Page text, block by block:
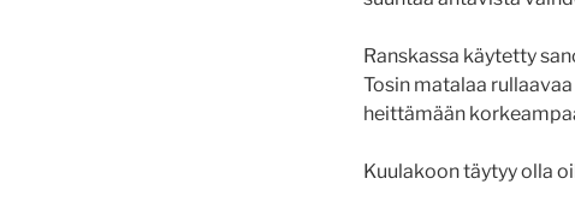
Ranskassa käytetty
Tosin matalaa
heittämään
Kuulakoon täytyy olla